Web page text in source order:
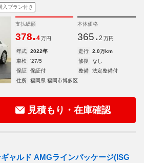
入プラン付き
支払総額
378.4 万円
本体価格
365. 2 万円
年式 2022年 走行
2.0万km
車検
'27/5 修復
なし
保証
保証付 整備
法定整備付
住所
福岡県 福岡市博多区
見積もり・在庫確認
ャルド AMGラインパッケージ(ISG